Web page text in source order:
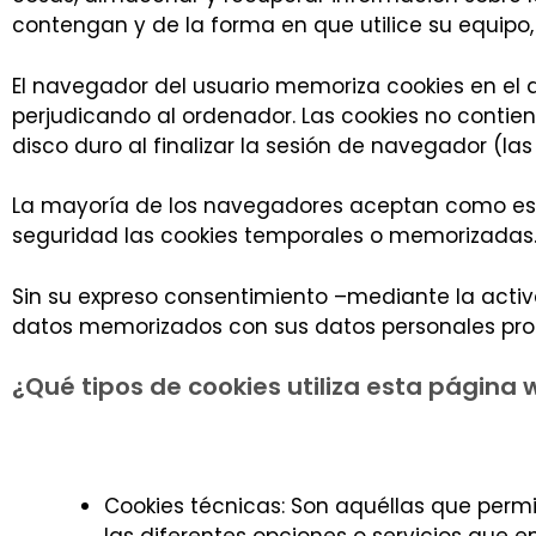
contengan y de la forma en que utilice su
El navegador del usuario memoriza cookies en
perjudicando al ordenador. Las cookies no
disco duro al finalizar la sesión de navegador
La mayoría de los navegadores aceptan como
seguridad las cookies temporales o memorizadas.
Sin su expreso consentimiento –mediante la
datos memorizados con sus datos personales
¿Qué tipos de cookies utiliza esta página
Cookies técnicas: Son aquéllas que